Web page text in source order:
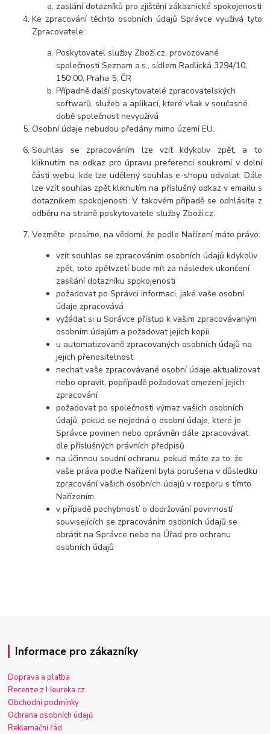
zaslání dotazníků pro zjištění zákaznické spokojenosti
Ke zpracování těchto osobních údajů Správce využívá tyto
Zpracovatele:
Poskytovatel služby Zboží.cz, provozované
společností Seznam a.s., sídlem Radlická 3294/10,
150 00, Praha 5, ČR
Případně další poskytovatelé zpracovatelských
softwarů, služeb a aplikací, které však v současné
době společnost nevyužívá
Osobní údaje nebudou předány mimo území EU.
Souhlas se zpracováním lze vzít kdykoliv zpět, a to
kliknutím na odkaz pro úpravu preferencí soukromí v dolní
části webu, kde lze udělený souhlas e-shopu odvolat. Dále
lze vzít souhlas zpět kliknutím na příslušný odkaz v emailu s
dotazníkem spokojenosti. V takovém případě se odhlásíte z
odběru na straně poskytovatele služby Zboží.cz.
Vezměte, prosíme, na vědomí, že podle Nařízení máte právo:
vzít souhlas se zpracováním osobních údajů kdykoliv
zpět, toto zpětvzetí bude mít za následek ukončení
zasílání dotazníku spokojenosti
požadovat po Správci informaci, jaké vaše osobní
údaje zpracovává
vyžádat si u Správce přístup k vašim zpracovávaným
osobním údajům a požadovat jejich kopii
u automatizovaně zpracovaných osobních údajů na
jejich přenositelnost
nechat vaše zpracovávané osobní údaje aktualizovat
nebo opravit, popřípadě požadovat omezení jejich
zpracování
požadovat po společnosti výmaz vašich osobních
údajů, pokud se nejedná o osobní údaje, které je
Správce povinen nebo oprávněn dále zpracovávat
dle příslušných právních předpisů
na účinnou soudní ochranu, pokud máte za to, že
vaše práva podle Nařízení byla porušena v důsledku
zpracování vašich osobních údajů v rozporu s tímto
Nařízením
v případě pochybností o dodržování povinností
souvisejících se zpracováním osobních údajů se
obrátit na Správce nebo na Úřad pro ochranu
osobních údajů
Informace pro zákazníky
Doprava a platba
Recenze z Heureka.cz
Obchodní podmínky
Ochrana osobních údajů
Reklamační řád